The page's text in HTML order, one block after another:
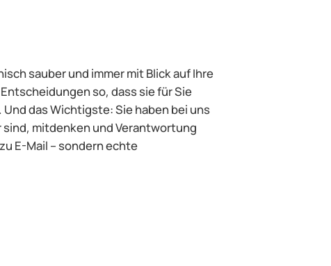
sauber und immer mit Blick auf Ihre
so, dass sie für Sie
das Wichtigste: Sie haben bei uns
mitdenken und Verantwortung
E-Mail – sondern echte